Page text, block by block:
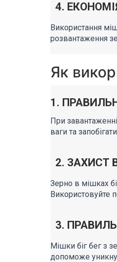
4.
Використання
розвантаження
Як
1.
При
ваги та
2. ЗАХИСТ
Зерно в мішках
Використовуйте
3.
Мішки біг бег з
допоможе